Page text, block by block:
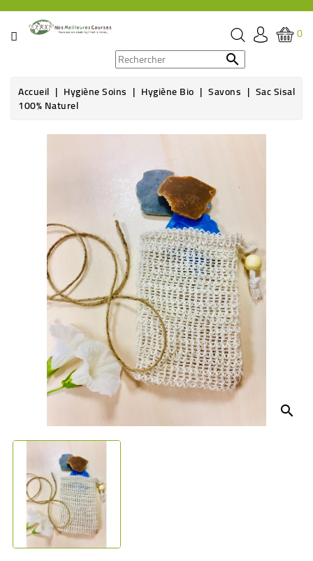
CATÉGORIE
ÉPICERIE
CULTUREL
0

Accueil Hygiène Soins Hygiène Bio Savons Sac Sisal
100% Naturel
search